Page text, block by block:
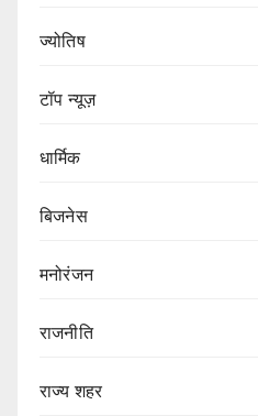
ज्योतिष
टॉप न्यूज़
धार्मिक
बिजनेस
मनोरंजन
राजनीति
राज्य शहर